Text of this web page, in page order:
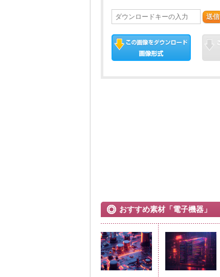
送信
おすすめ素材「電子機器」